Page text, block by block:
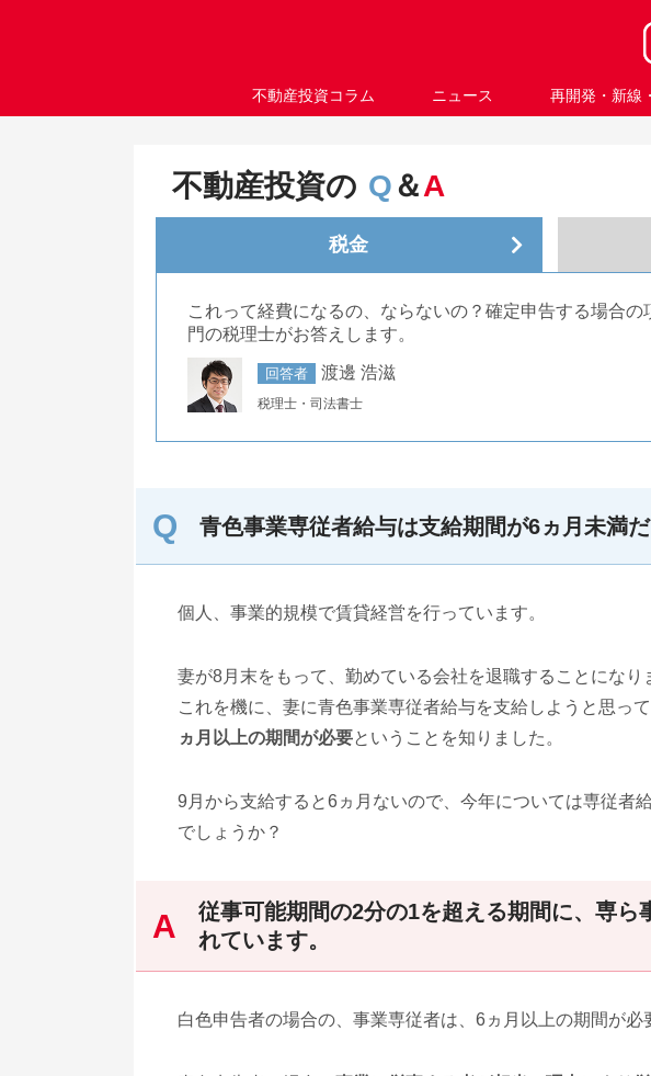
不動産投資コラム ニュース 再開発・新線
不動産投資の Q＆A
税金
これって経費になるの、ならないの？確定申告する場合
門の税理士がお答えします。
回答者 渡邊 浩滋
税理士・司法書士
青色事業専従者給与は支給期間が6ヵ月未満
個人、事業的規模で賃貸経営を行っています。
妻が8月末をもって、勤めている会社を退職することになり
これを機に、妻に青色事業専従者給与を支給しようと思って
ヵ月以上の期間が必要ということを知りました。
9月から支給すると6ヵ月ないので、今年については専従者
でしょうか？
従事可能期間の2分の1を超える期間に、専ら
れています。
白色申告者の場合の、事業専従者は、6ヵ月以上の期間が必